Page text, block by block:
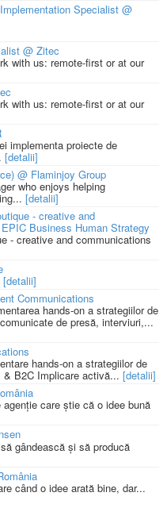
Specialist @
@ Zitec
with us: remote-first or at our
with us: remote-first or at our
implementa proiecte de
[detalii]
@ Flaminjoy Group
who enjoys helping
[detalii]
- creative and
Business Human Strategy
- creative and communications
[detalii]
Communications
hands-on a strategiilor de
de presă, interviuri,...
hands-on a strategiilor de
B2C Implicare activă... [detalii]
care știe că o idee bună
gândească și să producă
când o idee arată bine, dar...